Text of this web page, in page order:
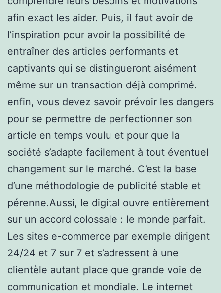
afin exact les aider. Puis, il faut avoir de
l’inspiration pour avoir la possibilité de
entraîner des articles performants et
captivants qui se distingueront aisément
même sur un transaction déjà comprimé.
enfin, vous devez savoir prévoir les dangers
pour se permettre de perfectionner son
article en temps voulu et pour que la
société s’adapte facilement à tout éventuel
changement sur le marché. C’est la base
d’une méthodologie de publicité stable et
pérenne.Aussi, le digital ouvre entièrement
sur un accord colossale : le monde parfait.
Les sites e-commerce par exemple dirigent
24/24 et 7 sur 7 et s’adressent à une
clientèle autant place que grande voie de
communication et mondiale. Le internet